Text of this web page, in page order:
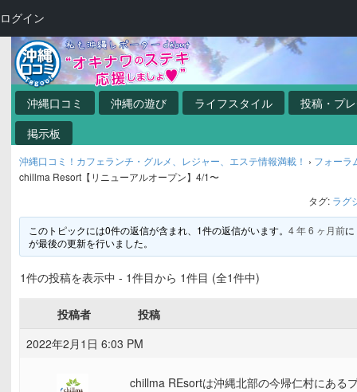
沖縄口コミ 沖縄の遊び ライフスタイル
投稿・プ
掲示板
沖縄口コミ！カフェランチ・グルメ、レジャー、エステ情報満載！ › フォーラ
chillma Resort【リニューアルオープン】4/1〜
タグ: ラグ
このトピックには0件の返信が含まれ、1件の返信がいます。 4 年 6 ヶ月前に
が最後の更新を行いました。
1件の投稿を表示中 - 1件目から 1件目 (全1件中)
投稿者
投稿
2022年2月1日 6:03 PM
chillma REsortは沖縄北部の今帰仁村にある
ログイン